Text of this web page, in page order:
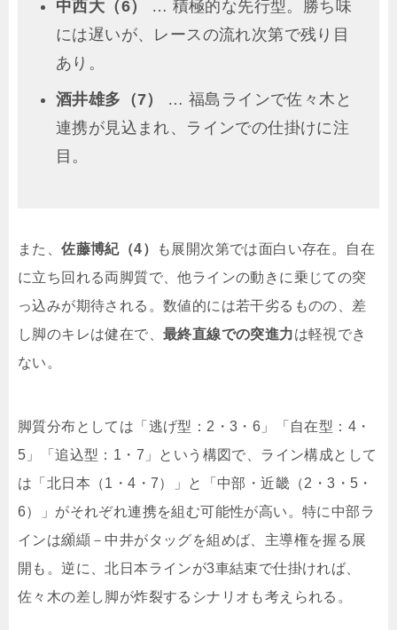
中西大（6）
… 積極的な先行型。勝ち味
には遅いが、レースの流れ次第で残り目
あり。
酒井雄多（7）
… 福島ラインで佐々木と
連携が見込まれ、ラインでの仕掛けに注
目。
また、佐藤博紀（4）
も展開次第では面白い存在。自在
に立ち回れる両脚質で、他ラインの動きに乗じての突
っ込みが期待される。数値的には若干劣るものの、差
し脚のキレは健在で、 最終直線での突進力は軽視でき
ない。
脚質分布としては「逃げ型：2・3・6」「自在型：4・
5」「追込型：1・7」という構図で、ライン構成として
は「北日本（1・4・7）」と「中部・近畿（2・3・5・
6）」がそれぞれ連携を組む可能性が高い。特に中部ラ
インは纐纈－中井がタッグを組めば、主導権を握る展
開も。逆に、北日本ラインが3車結束で仕掛ければ、
佐々木の差し脚が炸裂するシナリオも考えられる。